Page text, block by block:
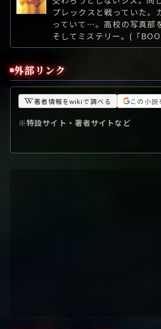
プレックスと戦っていた
っていて…。高校の写真部
そしてミステリー。(「
外部リンク
著者情報をwikiで調べる この小
※特設サイト・著者サイトなど